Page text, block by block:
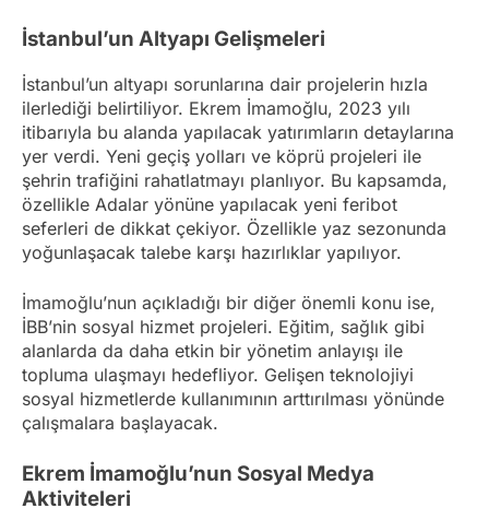
İstanbul’un Altyapı Gelişmeleri
İstanbul’un altyapı sorunlarına dair projelerin hızla
ilerlediği belirtiliyor. Ekrem İmamoğlu, 2023 yılı
itibarıyla bu alanda yapılacak yatırımların detaylarına
yer verdi. Yeni geçiş yolları ve köprü projeleri ile
şehrin trafiğini rahatlatmayı planlıyor. Bu kapsamda,
özellikle Adalar yönüne yapılacak yeni feribot
seferleri de dikkat çekiyor. Özellikle yaz sezonunda
yoğunlaşacak talebe karşı hazırlıklar yapılıyor.
İmamoğlu’nun açıkladığı bir diğer önemli konu ise,
İBB’nin sosyal hizmet projeleri. Eğitim, sağlık gibi
alanlarda da daha etkin bir yönetim anlayışı ile
topluma ulaşmayı hedefliyor. Gelişen teknolojiyi
sosyal hizmetlerde kullanımının arttırılması yönünde
çalışmalara başlayacak.
Ekrem İmamoğlu’nun Sosyal Medya
Aktiviteleri